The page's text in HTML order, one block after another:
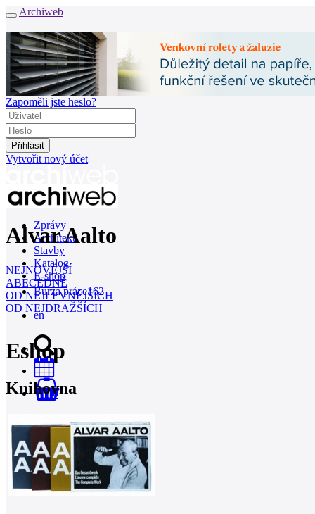
Archiweb
Zapoměli jste heslo?
Vytvořit nový účet
Zprávy
Architekti
Stavby
Katalog
E-shop
Burza práce162
en
0
Alvar Aalto
NEJNOVĚJŠÍ
ABECEDNĚ
OD NEJLEVNĚJŠÍCH
OD NEJDRAŽŠÍCH
Eshop
Knihovna